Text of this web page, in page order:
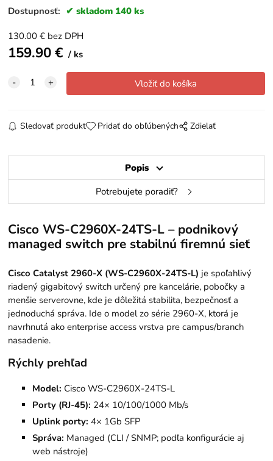
Dostupnosť: skladom 140 ks
130.00 € bez DPH
159.90€ ks
Sledovať produkt Pridať do obľúbených Zdielať
Popis
Potrebujete poradiť?
Cisco WS-C2960X-24TS-L – podnikový
managed switch pre stabilnú firemnú sieť
Cisco Catalyst 2960-X (WS-C2960X-24TS-L) je spoľahlivý
riadený gigabitový switch určený pre kancelárie, pobočky a
menšie serverovne, kde je dôležitá stabilita, bezpečnosť a
jednoduchá správa. Ide o model zo série 2960-X, ktorá je
navrhnutá ako enterprise access vrstva pre campus/branch
nasadenie.
Rýchly prehľad
Model: Cisco WS-C2960X-24TS-L
Porty (RJ-45): 24× 10/100/1000 Mb/s
Uplink porty: 4× 1Gb SFP
Správa: Managed (CLI / SNMP; podľa konfigurácie aj
web nástroje)